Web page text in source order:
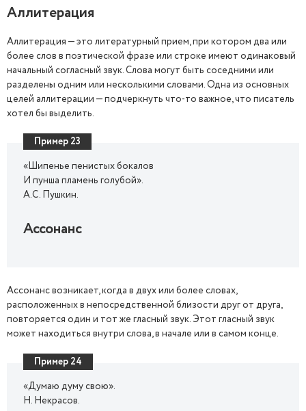
Аллитерация
Аллитерация — это литературный прием, при котором два или
более слов в поэтической фразе или строке имеют одинаковый
начальный согласный звук. Слова могут быть соседними или
разделены одним или несколькими словами. Одна из основных
целей аллитерации — подчеркнуть что-то важное, что писатель
хотел бы выделить.
Пример 23
«Шипенье пенистых бокалов
И пунша пламень голубой».
А.С. Пушкин.
Ассонанс
Ассонанс возникает, когда в двух или более словах,
расположенных в непосредственной близости друг от друга,
повторяется один и тот же гласный звук. Этот гласный звук
может находиться внутри слова, в начале или в самом конце.
Пример 24
«Думаю думу свою».
Н. Некрасов.